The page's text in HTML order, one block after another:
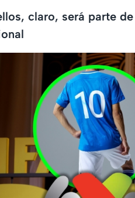
claro, será parte